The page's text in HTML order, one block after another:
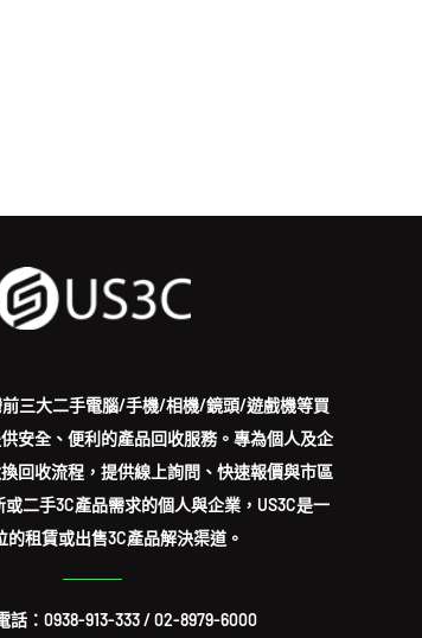
前三大二手電腦/手機/相機/鏡頭/遊戲機等買
安全、便利的產品回收服務。專為個人及企
回收流程，提供線上詢問、快速報價與市區
二手3C產品需求的個人與企業，US3C是一
的租賃或出售3C產品解決渠道。
話：0938-913-333/02-8979-6000